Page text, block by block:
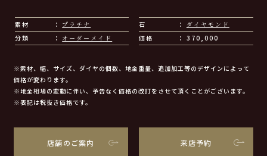
素材 プラチナ 石
ダイヤモンド
分類
オーダーメイド 価格 370,000
※素材、幅、サイズ、ダイヤの個数、地金重量、追加加工等のデザインによって
価格が変わります。
※地金相場の変動に伴い、予告なく価格の改訂をさせて頂くことがございます。
※表記は税抜き価格です。
店舗のご案内 来店予約